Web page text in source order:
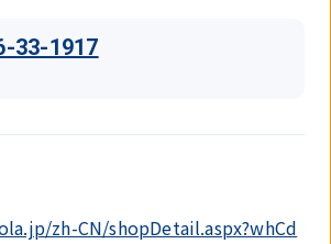
33-1917
zh-CN/shopDetail.aspx?whCd